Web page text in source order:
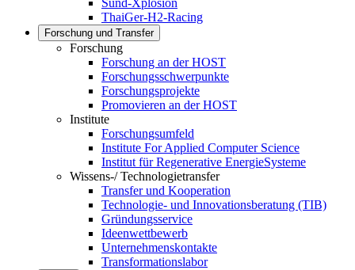
Sund-Xplosion
ThaiGer-H2-Racing
Forschung und Transfer
Forschung
Forschung an der HOST
Forschungsschwerpunkte
Forschungsprojekte
Promovieren an der HOST
Institute
Forschungsumfeld
Institute For Applied Computer Science
Institut für Regenerative EnergieSysteme
Wissens-/ Technologietransfer
Transfer und Kooperation
Technologie- und Innovationsberatung (TIB)
Gründungsservice
Ideenwettbewerb
Unternehmenskontakte
Transformationslabor